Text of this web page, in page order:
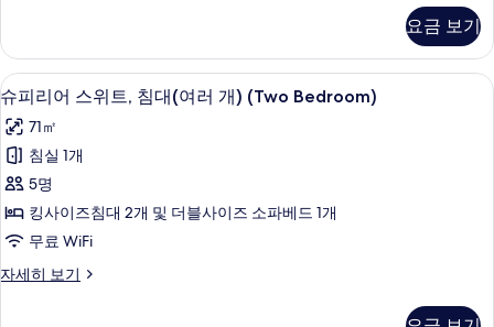
보
기
히
보
기
대
개
및
소
파
베
드
(Studio)
킹
사
이
즈
침
대
개
및
소
파
베
요금 보기
슈
피
리
어
스
위
침
책상, 노트북 작업 공간, 암막 커튼, 다
5
슈피리어 스위트, 침대(여러 개) (Two Bedroom)
71㎡
침실 1개
5명
킹사이즈침대 2개 및 더블사이즈 소파베드 1개
무료 WiFi
자세히 보기
슈